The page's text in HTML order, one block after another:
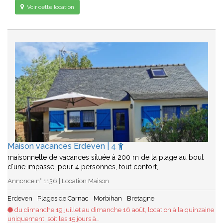
Voir cette location
Maison vacances Erdeven | 4
maisonnette de vacances située à 200 m de la plage au bout
d'une impasse, pour 4 personnes, tout confort,…
Annonce n° 1136 | Location Maison
Erdeven Plages de Carnac Morbihan
Bretagne
du dimanche 19 juillet au dimanche 16 août, location à la quinzaine
uniquement, soit les 15 jours à…